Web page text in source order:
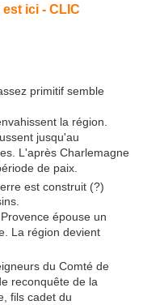
ici - CLIC
primitif semble
la région.
jusqu'au
L'après Charlemagne
de paix.
est construit (?)
épouse un
La région devient
du Comté de
reconquête de la
fils cadet du